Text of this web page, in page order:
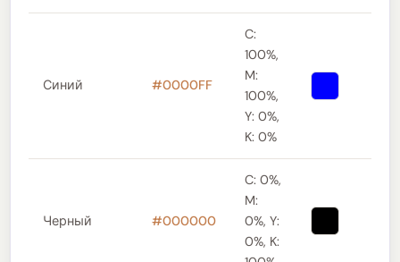
Синий #0000FF
C:
100%,
M:
100%,
Y: 0%,
K: 0%
Черный #000000
C: 0%,
M:
0%, Y:
0%, K: